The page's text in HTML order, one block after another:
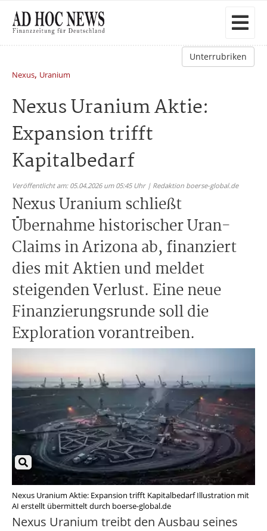
Unterrubriken
Nexus, Uranium
Nexus Uranium Aktie:
Expansion trifft
Kapitalbedarf
Veröffentlicht am: 05.04.2026 um 05:45 Uhr | Redaktion boerse-global.de
Nexus Uranium schließt
Übernahme historischer Uran-
Claims in Arizona ab, finanziert
dies mit Aktien und meldet
steigenden Verlust. Eine neue
Finanzierungsrunde soll die
Exploration vorantreiben.
Nexus Uranium Aktie: Expansion trifft Kapitalbedarf Illustration mit
AI erstellt übermittelt durch boerse-global.de
Nexus Uranium treibt den Ausbau seines